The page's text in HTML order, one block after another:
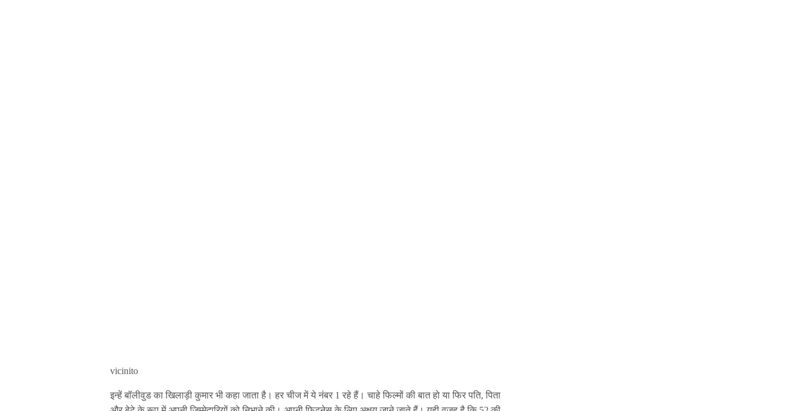
vicinito
इन्हें बॉलीवुड का खिलाड़ी कुमार भी कहा जाता है। हर चीज में ये नंबर 1 रहे हैं। चाहे फिल्मों की बात हो या फिर पति, पिता